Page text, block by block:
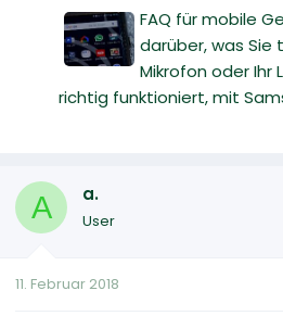
FAQ für mobile
darüber, was Sie
Mikrofon oder Ihr
richtig funktioniert, mit
A a.
User
11. Februar 2018